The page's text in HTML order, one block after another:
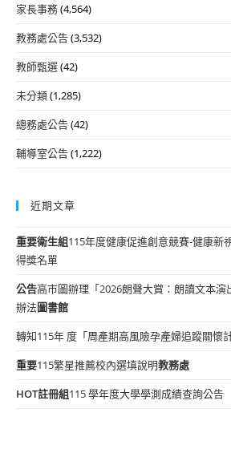
家長事務(4,564)
教務處公告(3,532)
教師甄選(42)
未分類(1,285)
總務處公告(42)
輔導室公告(1,222)
近期文章
重要衛生組115年度健康促進創意競賽-健康新
得獎名單
公告高市圖辦理「2026朗聲大賞：朗讀文本
辦法圖書館
轉知115年 度「周產期高風險孕產婦追蹤關懷
重要115繁星推薦校內選填說明教務處
HOT註冊組115 學年度大學學測成績查詢公告